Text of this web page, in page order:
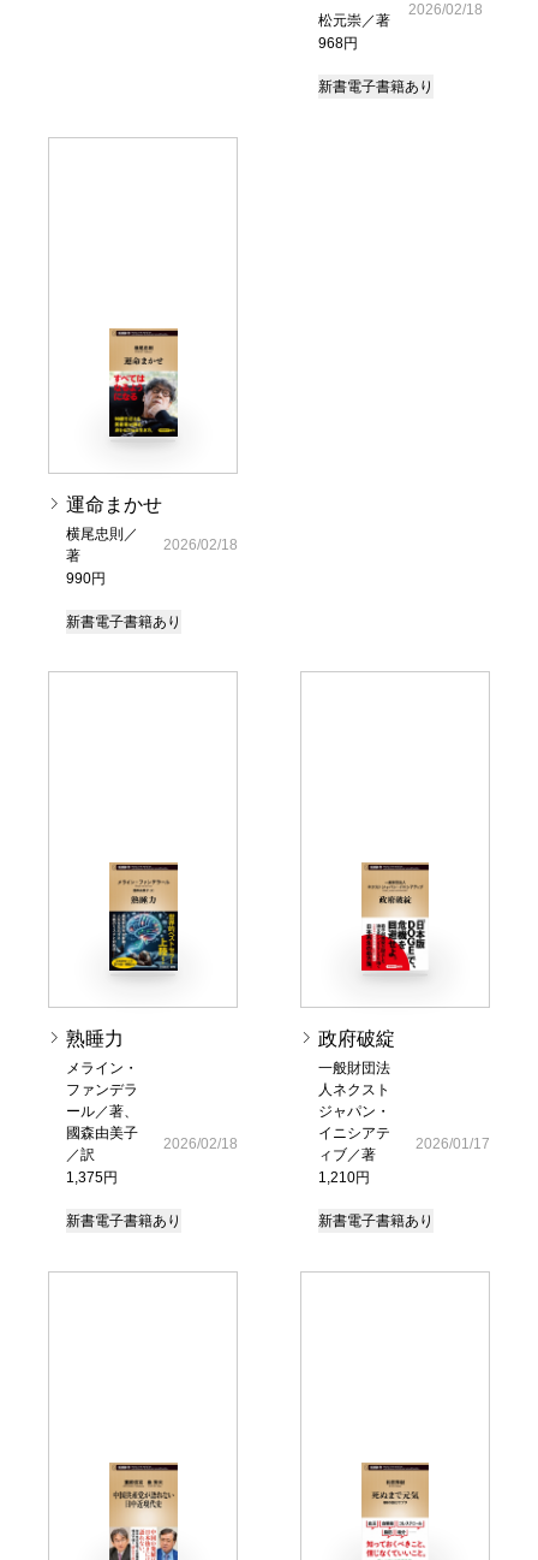
松元崇／著
968円
2026/02/18
新書電子書籍あり
運命まかせ
横尾忠則／
著
990円
2026/02/18
新書電子書籍あり
熟睡力
メライン・
ファンデラ
ール／著、
國森由美子
／訳
1,375円
2026/02/18
新書電子書籍あり
政府破綻
一般財団法
人ネクスト
ジャパン・
イニシアテ
ィブ／著
1,210円
2026/01/17
新書電子書籍あり